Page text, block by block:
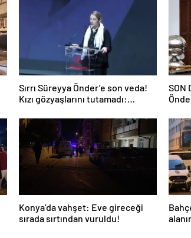
Sırrı Süreyya Önder’e son veda!
Kızı gözyaşlarını tutamadı:
SON
Konya’da vahşet: Eve gireceği
sırada sırtından vuruldu!